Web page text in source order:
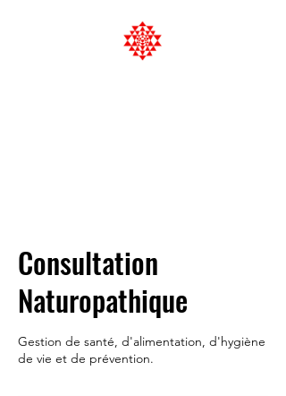
Consultation
Naturopathique
Gestion de santé, d'alimentation, d'hygiène
de vie et de prévention.